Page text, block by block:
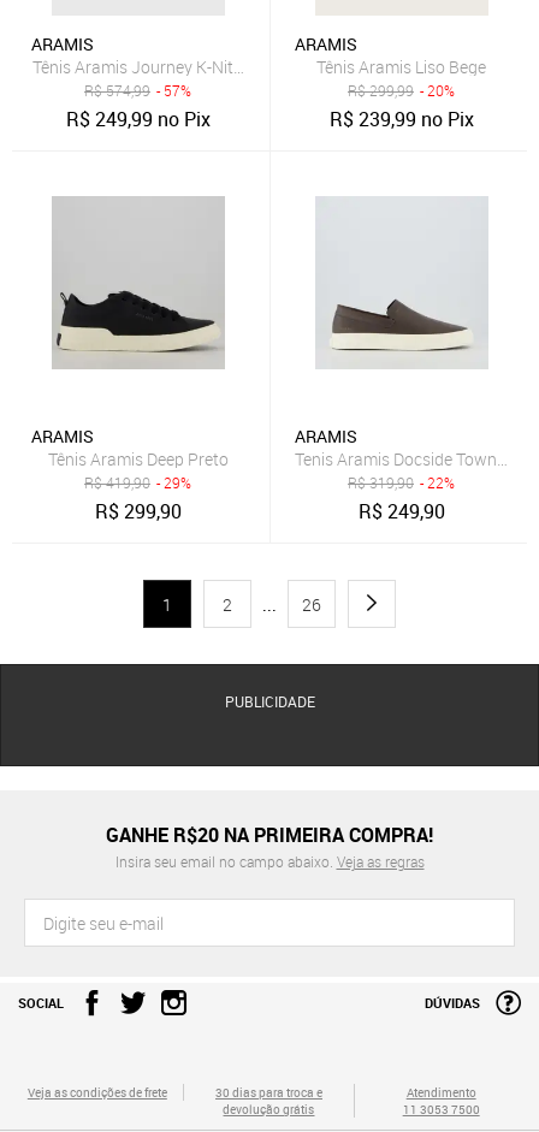
ARAMIS
Tênis Aramis Journey K-Nit Cinza
R$574,99 - 57%
R$249,99 no Pix
ARAMIS
Tênis Aramis Liso Bege
R$299,99 - 20%
R$239,99 no Pix
ARAMIS
Tênis Aramis Deep Preto
R$419,90 - 29%
R$299,90
ARAMIS
Tenis Aramis Docside Town
R$319,90 - 22%
R$249,90
1 2 ... 26
PUBLICIDADE
GANHE R$20 NA PRIMEIRA COMPRA!
Insira seu email no campo abaixo. Veja as regras
SOCIAL DÚVIDAS
Veja as condições de frete
30 dias para troca e
devolução grátis
Atendimento
11 3053 7500